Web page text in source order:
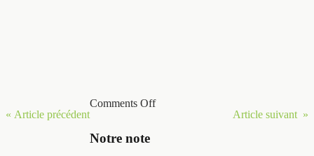
« Article précédent Article suivant »
Comments Off
Notre note